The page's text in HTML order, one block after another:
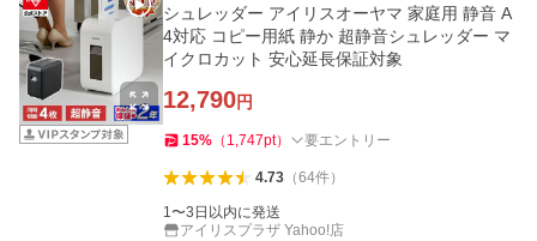
シュレッダー アイリスオーヤマ 家庭用 静音 A
4対応 コピー用紙 静か 超静音シュレッダー マ
イクロカット 安心延長保証対象
12,790円
15% （ 1,747pt） 要エントリー
4.73（64件）
1〜3日以内に発送
アイリスプラザ Yahoo!店